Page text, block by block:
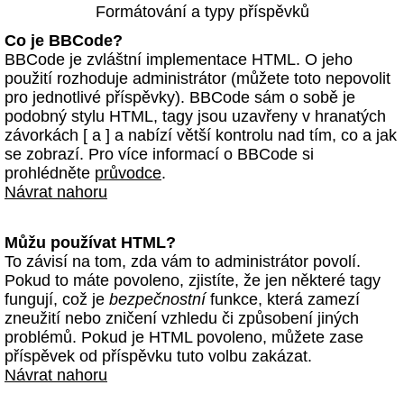
Formátování a typy příspěvků
Co je BBCode?
BBCode je zvláštní implementace HTML. O jeho
použití rozhoduje administrátor (můžete toto nepovolit
pro jednotlivé příspěvky). BBCode sám o sobě je
podobný stylu HTML, tagy jsou uzavřeny v hranatých
závorkách [ a ] a nabízí větší kontrolu nad tím, co a jak
se zobrazí. Pro více informací o BBCode si
prohlédněte průvodce.
Návrat nahoru
Můžu používat HTML?
To závisí na tom, zda vám to administrátor povolí.
Pokud to máte povoleno, zjistíte, že jen některé tagy
fungují, což je bezpečnostnífunkce, která zamezí
zneužití nebo zničení vzhledu či způsobení jiných
problémů. Pokud je HTML povoleno, můžete zase
příspěvek od příspěvku tuto volbu zakázat.
Návrat nahoru